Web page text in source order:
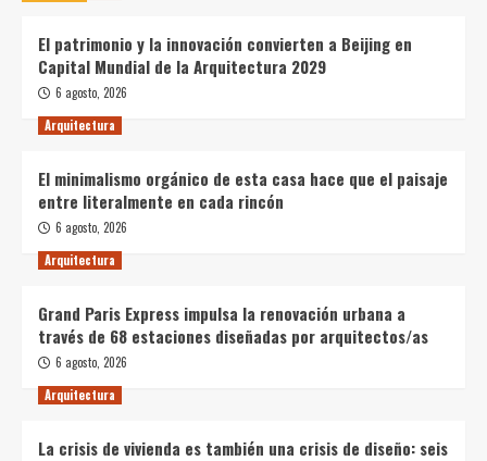
El patrimonio y la innovación convierten a Beijing en
Capital Mundial de la Arquitectura 2029
6 agosto, 2026
Arquitectura
El minimalismo orgánico de esta casa hace que el paisaje
entre literalmente en cada rincón
6 agosto, 2026
Arquitectura
Grand Paris Express impulsa la renovación urbana a
través de 68 estaciones diseñadas por arquitectos/as
6 agosto, 2026
Arquitectura
La crisis de vivienda es también una crisis de diseño: seis